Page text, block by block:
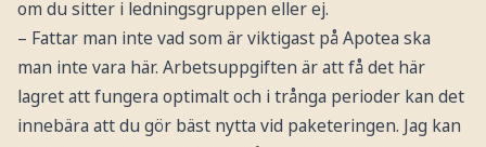
om du sitter i ledningsgruppen eller ej.
– Fattar man inte vad som är viktigast på Apotea ska
man inte vara här. Arbetsuppgiften är att få det här
lagret att fungera optimalt och i trånga perioder kan det
innebära att du gör bäst nytta vid paketeringen. Jag kan